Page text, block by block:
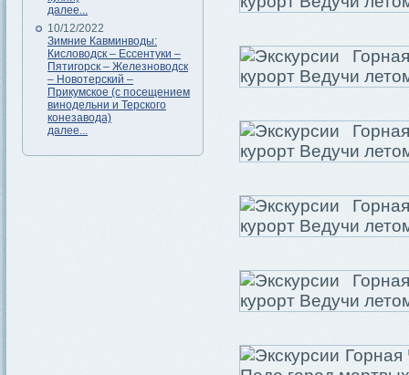
далее...
10/12/2022
Зимние Кавминводы:
Кисловодск – Ессентуки –
Пятигорск – Железноводск
– Новотерский –
Прикумское (с посещением
винодельни и Терского
конезавода)
далее...